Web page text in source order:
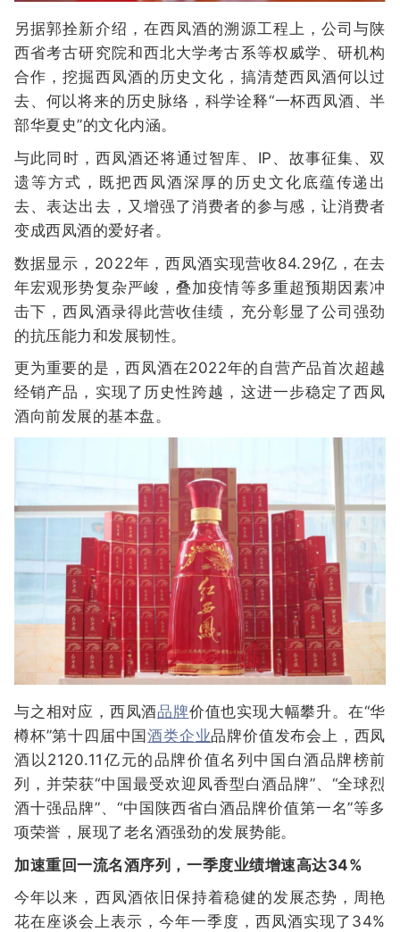
另据郭拴新介绍，在西凤酒的溯源工程上，公司与陕
西省考古研究院和西北大学考古系等权威学、研机构
合作，挖掘西凤酒的历史文化，搞清楚西凤酒何以过
去、何以将来的历史脉络，科学诠释“一杯西凤酒、半
部华夏史”的文化内涵。
与此同时，西凤酒还将通过智库、IP、故事征集、双
遗等方式，既把西凤酒深厚的历史文化底蕴传递出
去、表达出去，又增强了消费者的参与感，让消费者
变成西凤酒的爱好者。
数据显示，2022年，西凤酒实现营收84.29亿，在去
年宏观形势复杂严峻，叠加疫情等多重超预期因素冲
击下，西凤酒录得此营收佳绩，充分彰显了公司强劲
的抗压能力和发展韧性。
更为重要的是，西凤酒在2022年的自营产品首次超越
经销产品，实现了历史性跨越，这进一步稳定了西凤
酒向前发展的基本盘。
与之相对应，西凤酒品牌价值也实现大幅攀升。在“华
樽杯”第十四届中国酒类企业品牌价值发布会上，西凤
酒以2120.11亿元的品牌价值名列中国白酒品牌榜前
列，并荣获“中国最受欢迎凤香型白酒品牌”、“全球烈
酒十强品牌”、“中国陕西省白酒品牌价值第一名”等多
项荣誉，展现了老名酒强劲的发展势能。
加速重回一流名酒序列，一季度业绩增速高达34%
今年以来，西凤酒依旧保持着稳健的发展态势，周艳
花在座谈会上表示，今年一季度，西凤酒实现了34%